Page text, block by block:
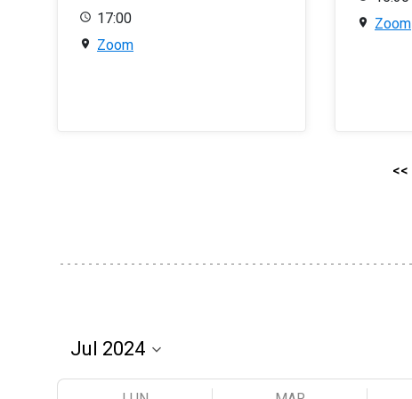
17:00
Zoom
Zoom
<<